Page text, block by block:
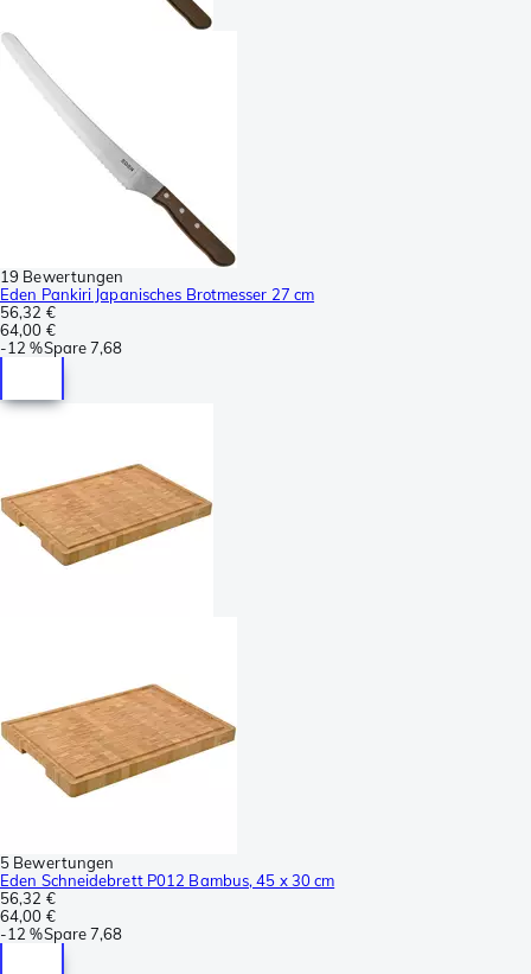
19 Bewertungen
Eden Pankiri Japanisches Brotmesser 27 cm
56,32 €
64,00 €
-12 %Spare7,68
5 Bewertungen
Eden Schneidebrett P012 Bambus, 45 x 30 cm
56,32 €
64,00 €
-12 %Spare7,68